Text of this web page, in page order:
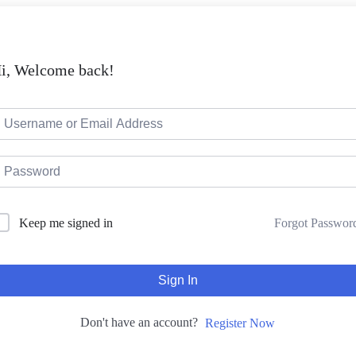
Welcome back!
Keep me signed in Forgot
Sign In
Don't have an account? Register Now